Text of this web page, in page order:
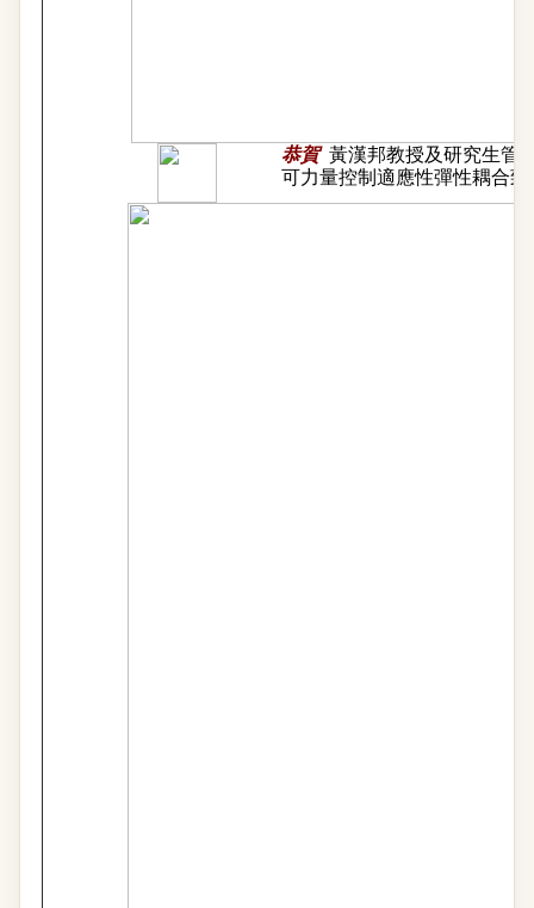
恭賀 黃漢邦教授及研究生管
可力量控制適應性彈性耦合